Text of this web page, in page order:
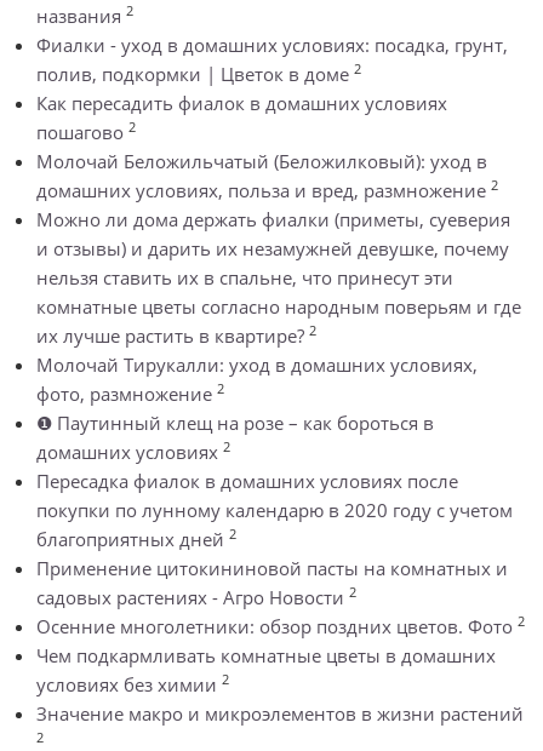
названия 2
Фиалки - уход в домашних условиях: посадка, грунт,
полив, подкормки | Цветок в доме 2
Как пересадить фиалок в домашних условиях
пошагово 2
Молочай Беложильчатый (Беложилковый): уход в
домашних условиях, польза и вред, размножение 2
Можно ли дома держать фиалки (приметы, суеверия
и отзывы) и дарить их незамужней девушке, почему
нельзя ставить их в спальне, что принесут эти
комнатные цветы согласно народным поверьям и где
их лучше растить в квартире? 2
Молочай Тирукалли: уход в домашних условиях,
фото, размножение 2
❶ Паутинный клещ на розе – как бороться в
домашних условиях 2
Пересадка фиалок в домашних условиях после
покупки по лунному календарю в 2020 году с учетом
благоприятных дней 2
Применение цитокининовой пасты на комнатных и
садовых растениях - Агро Новости 2
Осенние многолетники: обзор поздних цветов. Фото 2
Чем подкармливать комнатные цветы в домашних
условиях без химии 2
Значение макро и микроэлементов в жизни растений
2